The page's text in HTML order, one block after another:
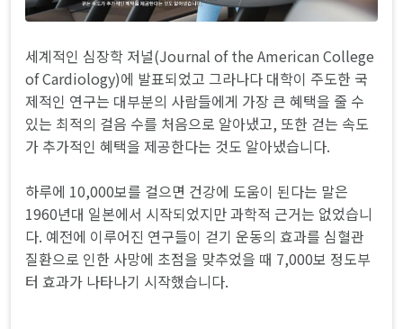
세계적인 심장학 저널(Journal of the American College
of Cardiology)에 발표되었고 그라나다 대학이 주도한 국
제적인 연구는 대부분의 사람들에게 가장 큰 혜택을 줄 수
있는 최적의 걸음 수를 처음으로 알아냈고, 또한 걷는 속도
가 추가적인 혜택을 제공한다는 것도 알아냈습니다.
하루에 10,000보를 걸으면 건강에 도움이 된다는 말은
1960년대 일본에서 시작되었지만 과학적 근거는 없었습니
다. 예전에 이루어진 연구들이 걷기 운동의 효과를 심혈관
질환으로 인한 사망에 초점을 맞추었을 때 7,000보 정도부
터 효과가 나타나기 시작했습니다.